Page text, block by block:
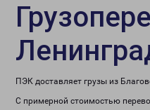
ПЭК доставляет грузы из
С примерной стоимостью